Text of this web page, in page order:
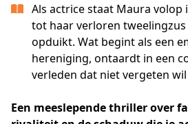
Als actrice staat Maura volop
tot haar verloren
opduikt. Wat begint als een
hereniging, ontaardt in een
verleden dat niet vergeten
Een meeslepende thriller over